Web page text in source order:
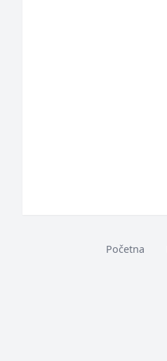
Početna